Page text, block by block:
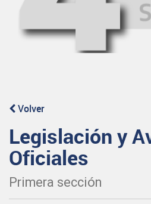
Volver
Legislación y
Oficiales
Primera sección